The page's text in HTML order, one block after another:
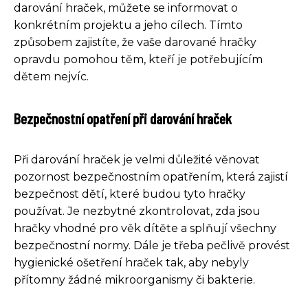
darování hraček, můžete se informovat o
konkrétním projektu a jeho cílech. Tímto
způsobem zajistíte, že vaše darované hračky
opravdu pomohou těm, kteří je potřebujícím
dětem nejvíc.
Bezpečnostní opatření při darování hraček
Při darování hraček je velmi důležité věnovat
pozornost bezpečnostním opatřením, která zajistí
bezpečnost dětí, které budou tyto hračky
používat. Je nezbytné zkontrolovat, zda jsou
hračky vhodné pro věk dítěte a splňují všechny
bezpečnostní normy. Dále je třeba pečlivě provést
hygienické ošetření hraček tak, aby nebyly
přítomny žádné mikroorganismy či bakterie.